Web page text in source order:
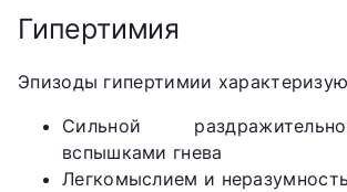
Гипертимия
Эпизоды гипертимии
Сильной
вспышками гнева
Легкомыслием и